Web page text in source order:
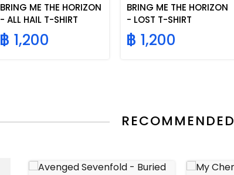
BRING ME THE HORIZON
- ALL HAIL T-SHIRT
฿ 1,200
BRING ME THE HORIZON
- LOST T-SHIRT
฿ 1,200
RECOMMENDED